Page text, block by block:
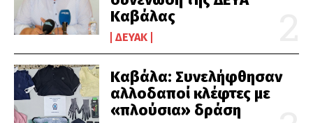
Καβάλας
ΔΕΥΑΚ
Καβάλα: Συνελήφθησαν
αλλοδαποί κλέφτες με
«πλούσια» δράση